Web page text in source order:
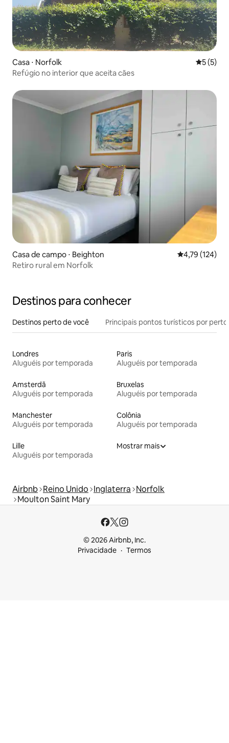
Casa ⋅ Norfolk 5 de
5 (5)
Refúgio no interior que aceita cães
Casa de campo ⋅ Beighton 4,79 de uma
4,79 (124)
Retiro rural em Norfolk
Destinos para conhecer
Destinos perto de você Principais pontos turísticos por perto
Londres
Aluguéis por temporada
Paris
Aluguéis por temporada
Amsterdã
Aluguéis por temporada
Bruxelas
Aluguéis por temporada
Manchester
Aluguéis por temporada
Colônia
Aluguéis por temporada
Lille
Aluguéis por temporada
Mostrar mais
Airbnb Reino Unido Inglaterra Norfolk
Moulton Saint Mary
© 2026 Airbnb, Inc.
Privacidade
Termos